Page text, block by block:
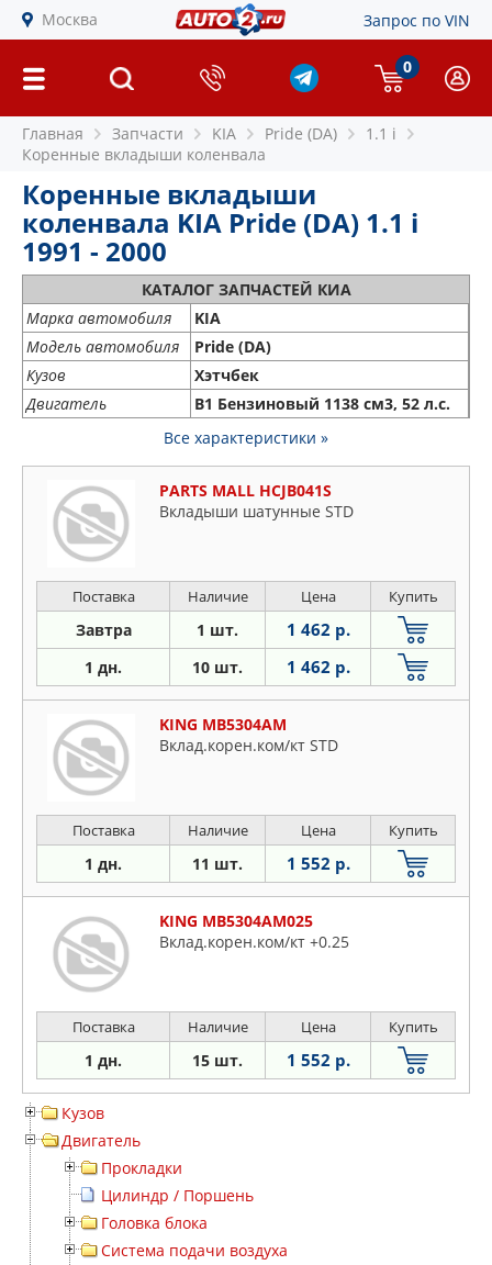
Москва Запрос по VIN
0
Главная Запчасти KIA Pride (DA)
1.1 i
Коренные вкладыши коленвала
Коренные вкладыши
коленвала KIA Pride (DA) 1.1 i
1991 - 2000
КАТАЛОГ ЗАПЧАСТЕЙ КИА
Марка автомобиля
KIA
Модель автомобиля
Pride (DA)
Кузов
Хэтчбек
Двигатель
B1 Бензиновый 1138 см3, 52 л.с.
Все характеристики »
PARTS MALL HCJB041S
Вкладыши шатунные STD
Поставка Наличие Цена Купить
Завтра 1 шт. 1 462 р.
1 дн. 10 шт. 1 462 р.
KING MB5304AM
Вклад.корен.ком/кт STD
Поставка Наличие Цена Купить
1 дн. 11 шт. 1 552 р.
KING MB5304AM025
Вклад.корен.ком/кт +0.25
Поставка Наличие Цена Купить
1 дн. 15 шт. 1 552 р.
Кузов
Двигатель
Прокладки
Цилиндр / Поршень
Головка блока
Система подачи воздуха